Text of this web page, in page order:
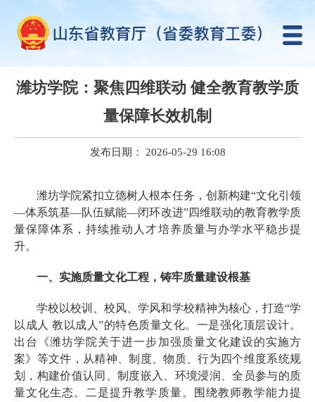
潍坊学院：聚焦四维联动 健全教育教学质
量保障长效机制
发布日期： 2026-05-29 16:08
潍坊学院紧扣立德树人根本任务，创新构建“文化引领
—体系筑基—队伍赋能—闭环改进”四维联动的教育教学质
量保障体系，持续推动人才培养质量与办学水平稳步提
升。
一、实施质量文化工程，铸牢质量建设根基
学校以校训、校风、学风和学校精神为核心，打造“学
以成人 教以成人”的特色质量文化。一是强化顶层设计。
出台《潍坊学院关于进一步加强质量文化建设的实施方
案》等文件，从精神、制度、物质、行为四个维度系统规
划，构建价值认同、制度嵌入、环境浸润、全员参与的质
量文化生态。二是提升教学质量。围绕教师教学能力提